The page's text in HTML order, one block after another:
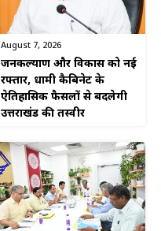
August 7, 2026
जनकल्याण और विकास को नई
रफ्तार, धामी कैबिनेट के
ऐतिहासिक फैसलों से बदलेगी
उत्तराखंड की तस्वीर